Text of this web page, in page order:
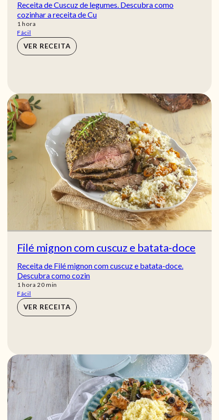
Receita de Cuscuz de legumes. Descubra como
cozinhar a receita de Cu
1 hora
hora
Fácil
VER RECEITA
Filé mignon com cuscuz e batata-doce
Receita de Filé mignon com cuscuz e batata-doce.
Descubra como cozin
1 hora
hora 20min
min
Fácil
VER RECEITA